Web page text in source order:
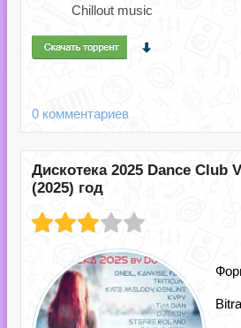
Chillout music
0 комментариев
Дискотека 2025 Dance Club
(2025) год